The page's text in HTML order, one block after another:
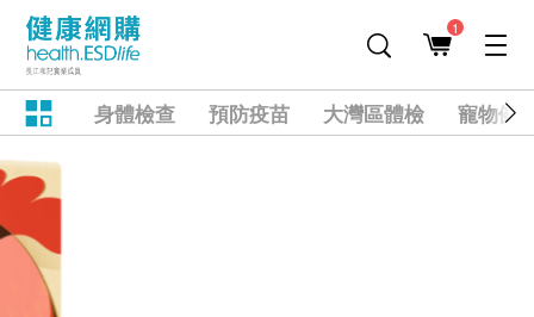
1
身體檢查 預防疫苗 大灣區體檢 寵物健